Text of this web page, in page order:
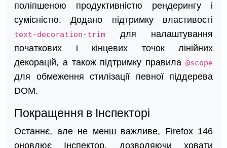
поліпшеною продуктивністю рендерингу і
сумісністю. Додано підтримку властивості
text-decoration-trim для налаштування
початкових і кінцевих точок лінійних
декорацій, а також підтримку правила @scope
для обмеження стилізації певної піддерева
DOM.
Покращення в Інспекторі
Останнє, але не менш важливе, Firefox 146
оновлює Інспектор, дозволяючи ховати